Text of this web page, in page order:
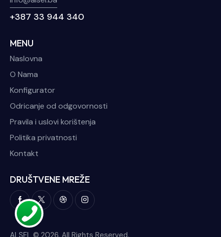
+387 33 944 340
MENU
Naslovna
O Nama
Konfigurator
Odricanje od odgovornosti
Pravila i uslovi korištenja
Politika privatnosti
Kontakt
DRUŠTVENE MREŽE
ALSEL © 2026. All Rights Reserved.